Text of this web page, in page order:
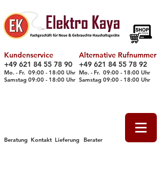
Beratung Kontakt Lieferung Berater
Kundenservice
+49 621 84 55 78 90
Mo. - Fr. 09:00 - 18:00 Uhr
Samstag 09:00 - 18:00 Uhr
Alternative Rufnummer
+49 621 84 55 78 92
Mo. - Fr. 09:00 - 18:00 Uhr
Samstag 09:00 - 18:00 Uhr